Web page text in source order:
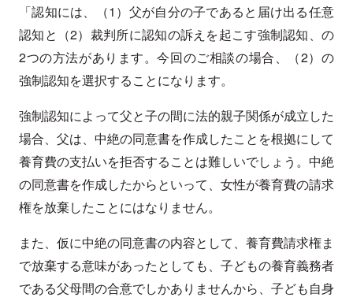
「認知には、（1）父が自分の子であると届け出る任意
認知と（2）裁判所に認知の訴えを起こす強制認知、の
2つの方法があります。今回のご相談の場合、（2）の
強制認知を選択することになります。
強制認知によって父と子の間に法的親子関係が成立した
場合、父は、中絶の同意書を作成したことを根拠にして
養育費の支払いを拒否することは難しいでしょう。中絶
の同意書を作成したからといって、女性が養育費の請求
権を放棄したことにはなりません。
また、仮に中絶の同意書の内容として、養育費請求権ま
で放棄する意味があったとしても、子どもの養育義務者
である父母間の合意でしかありませんから、子ども自身